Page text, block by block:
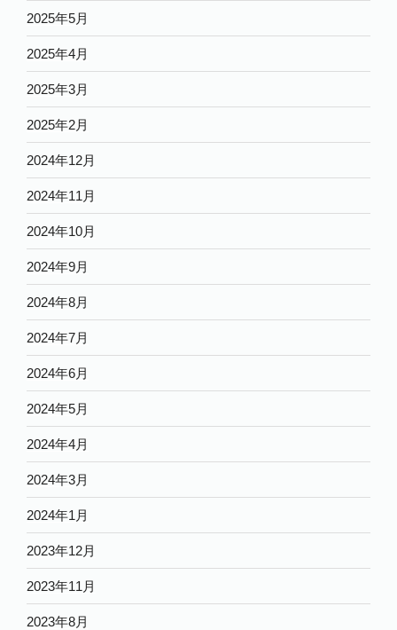
2025年5月
2025年4月
2025年3月
2025年2月
2024年12月
2024年11月
2024年10月
2024年9月
2024年8月
2024年7月
2024年6月
2024年5月
2024年4月
2024年3月
2024年1月
2023年12月
2023年11月
2023年8月